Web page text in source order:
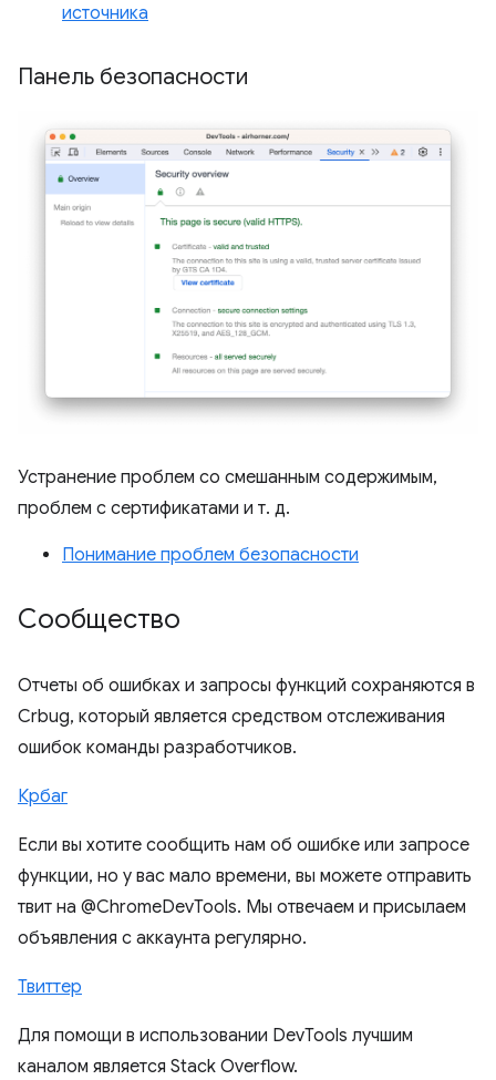
источника
Панель безопасности
Устранение проблем со смешанным содержимым,
проблем с сертификатами и т. д.
Понимание проблем безопасности
Сообщество
Отчеты об ошибках и запросы функций сохраняются в
Crbug, который является средством отслеживания
ошибок команды разработчиков.
Крбаг
Если вы хотите сообщить нам об ошибке или запросе
функции, но у вас мало времени, вы можете отправить
твит на @ChromeDevTools. Мы отвечаем и присылаем
объявления с аккаунта регулярно.
Твиттер
Для помощи в использовании DevTools лучшим
каналом является Stack Overflow.